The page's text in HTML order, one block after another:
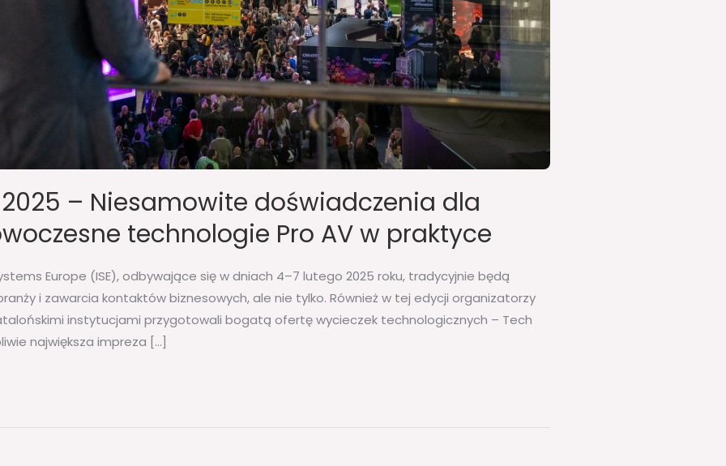
2025 – Niesamowite doświadczenia dla
technologie Pro AV w praktyce
Europe (ISE), odbywające się w dniach 4–7 lutego 2025 roku, tradycyjnie będą
i zawarcia kontaktów biznesowych, ale nie tylko. Również w tej edycji organizatorzy
instytucjami przygotowali bogatą ofertę wycieczek technologicznych – Tech
największa impreza […]